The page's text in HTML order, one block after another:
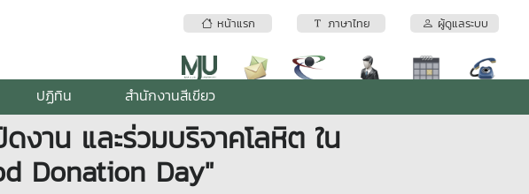
หน้าแรก ภาษาไทย ผู้ดูแลระบบ
ปฏิทิน สำนักงานสีเขียว
งาน และร่วมบริจาคโลหิต ใน
Donation Day"